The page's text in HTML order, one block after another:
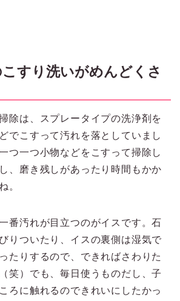
すり洗いがめんどくさ
除は、スプレータイプの洗浄剤を
でこすって汚れを落としていまし
つ一つ小物などをこすって掃除し
、磨き残しがあったり時間もかか
。
番汚れが目立つのがイスです。石
りついたり、イスの裏側は湿気で
たりするので、できればさわりた
笑）でも、毎日使うものだし、子
ろに触れるのできれいにしたかっ